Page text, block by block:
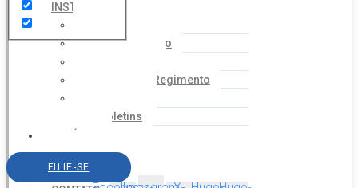
INSTITUCIONAL
Coordenação
Estatuto e Regimento
Boletins
SERVIÇOS
AGENDA
FILIE-SE